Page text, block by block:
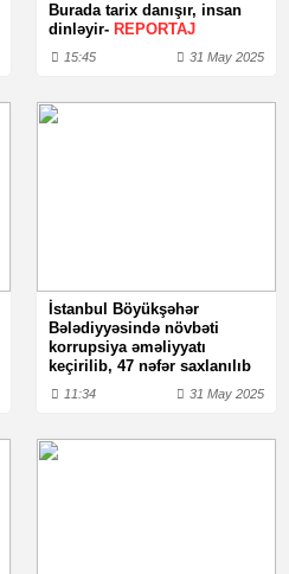
Burada tarix danışır, insan
dinləyir- REPORTAJ
15:45 31 May 2025
İstanbul Böyükşəhər
Bələdiyyəsində növbəti
korrupsiya əməliyyatı
keçirilib, 47 nəfər saxlanılıb
11:34 31 May 2025